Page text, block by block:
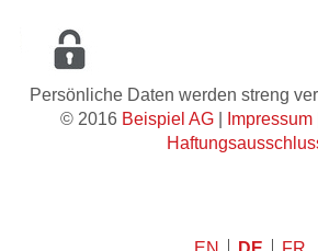
Persönliche Daten werden streng
© 2016 Beispiel AG| Impressum|